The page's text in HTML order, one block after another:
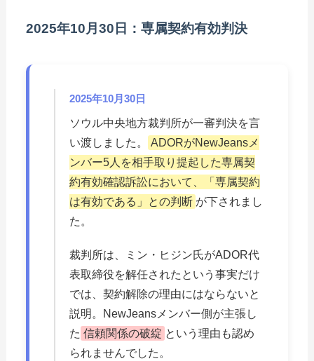
2025年10月30日：専属契約有効判決
2025年10月30日
ソウル中央地方裁判所が一審判決を言
い渡しました。
ADORがNewJeansメ
ンバー5人を相手取り提起した専属契
約有効確認訴訟において、「専属契約
は有効である」との判断 が下されまし
た。
裁判所は、ミン・ヒジン氏がADOR代
表取締役を解任されたという事実だけ
では、契約解除の理由にはならないと
説明。NewJeansメンバー側が主張し
た 信頼関係の破綻 という理由も認め
られませんでした。